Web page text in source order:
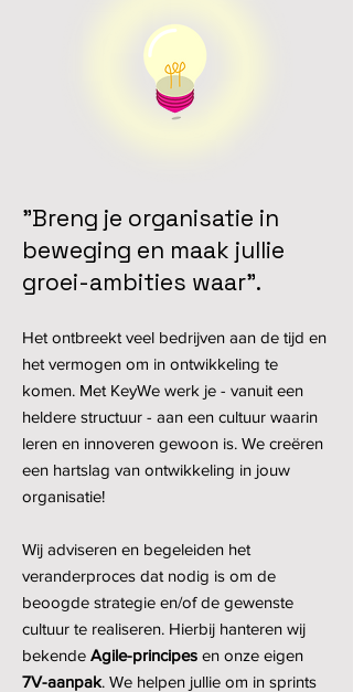
"Breng je organisatie in
beweging en maak jullie
groei-ambities waar".
Het ontbreekt veel bedrijven aan de tijd en
het vermogen om in ontwikkeling te
komen. Met KeyWe werk je - vanuit een
heldere structuur - aan een cultuur waarin
leren en innoveren gewoon is. We creëren
een hartslag van ontwikkeling in jouw
organisatie!
Wij adviseren en begeleiden het
veranderproces dat nodig is om de
beoogde strategie en/of de gewenste
cultuur te realiseren. Hierbij hanteren wij
bekende Agile-principes en onze eigen
7V-aanpak. We helpen jullie om in sprints